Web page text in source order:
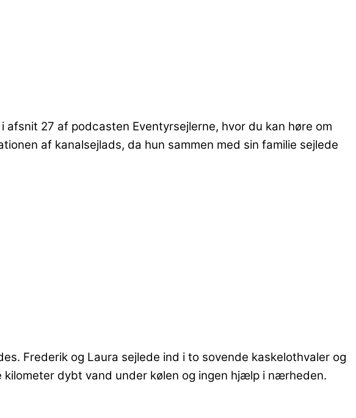
27 af podcasten Eventyrsejlerne, hvor du kan høre om
af kanalsejlads, da hun sammen med sin familie sejlede
Frederik og Laura sejlede ind i to sovende kaskelothvaler og
dybt vand under kølen og ingen hjælp i nærheden.